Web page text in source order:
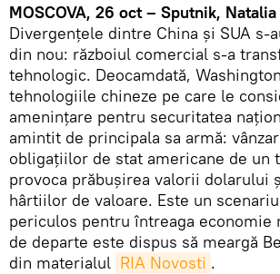
MOSCOVA, 26 oct – Sputnik,
Divergențele dintre China și SUA s-
din nou: războiul comercial s-a
tehnologic. Deocamdată,
tehnologiile chineze pe care le
amenințare pentru securitatea
amintit de principala sa armă:
obligațiilor de stat americane de un
provoca prăbușirea valorii dolarului
hârtiilor de valoare. Este un
periculos pentru întreaga economie
de departe este dispus să meargă
din materialul RIA Novosti .